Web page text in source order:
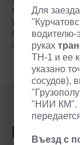
используемых
улучшаться.
поставку
электронной
Контакты
Для
водителю-
руках
ТН-1 и ее
указано
сосудов),
"НИИ КМ".
Въезд с